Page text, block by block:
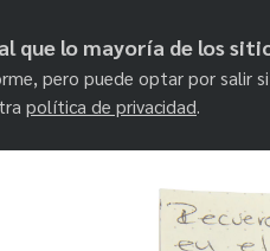
que lo mayoría de los
pero puede optar por salir
política de privacidad.